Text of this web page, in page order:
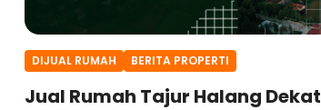
DIJUAL RUMAH BERITA PROPERTI
Jual Rumah Tajur Halang Dekat